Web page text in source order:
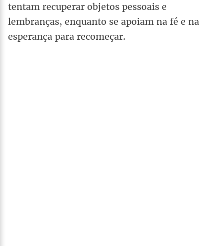
tentam recuperar objetos pessoais e
lembranças, enquanto se apoiam na fé e na
esperança para recomeçar.